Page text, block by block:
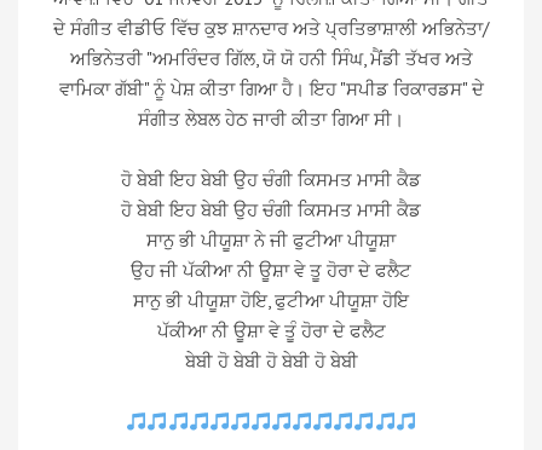
ਦੇ ਸੰਗੀਤ ਵੀਡੀਓ ਵਿੱਚ ਕੁਝ ਸ਼ਾਨਦਾਰ ਅਤੇ ਪ੍ਰਤਿਭਾਸ਼ਾਲੀ ਅਭਿਨੇਤਾ/
ਅਭਿਨੇਤਰੀ "ਅਮਰਿੰਦਰ ਗਿੱਲ, ਯੋ ਯੋ ਹਨੀ ਸਿੰਘ, ਮੈਂਡੀ ਤੱਖਰ ਅਤੇ
ਵਾਮਿਕਾ ਗੱਬੀ" ਨੂੰ ਪੇਸ਼ ਕੀਤਾ ਗਿਆ ਹੈ। ਇਹ "ਸਪੀਡ ਰਿਕਾਰਡਸ" ਦੇ
ਸੰਗੀਤ ਲੇਬਲ ਹੇਠ ਜਾਰੀ ਕੀਤਾ ਗਿਆ ਸੀ।
ਹੋ ਬੇਬੀ ਇਹ ਬੇਬੀ ਉਹ ਚੰਗੀ ਕਿਸਮਤ ਮਾਸੀ ਕੈਡ
ਹੋ ਬੇਬੀ ਇਹ ਬੇਬੀ ਉਹ ਚੰਗੀ ਕਿਸਮਤ ਮਾਸੀ ਕੈਡ
ਸਾਨੁ ਭੀ ਪੀਯੂਸ਼ਾ ਨੇ ਜੀ ਫੁਟੀਆ ਪੀਯੂਸ਼ਾ
ਉਹ ਜੀ ਪੱਕੀਆ ਨੀ ਊਸ਼ਾ ਵੇ ਤੂ ਹੋਰਾ ਦੇ ਫਲੈਟ
ਸਾਨੁ ਭੀ ਪੀਯੂਸ਼ਾ ਹੋਇ, ਫੁਟੀਆ ਪੀਯੂਸ਼ਾ ਹੋਇ
ਪੱਕੀਆ ਨੀ ਊਸ਼ਾ ਵੇ ਤੂੰ ਹੋਰਾ ਦੇ ਫਲੈਟ
ਬੇਬੀ ਹੋ ਬੇਬੀ ਹੋ ਬੇਬੀ ਹੋ ਬੇਬੀ